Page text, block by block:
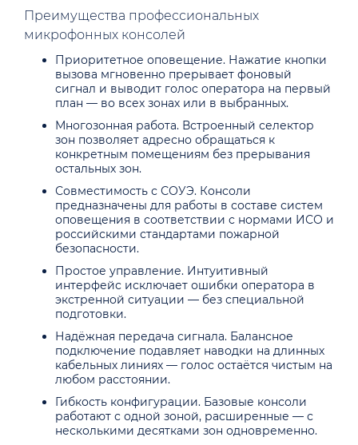
Преимущества профессиональных
микрофонных консолей
Приоритетное оповещение. Нажатие кнопки
вызова мгновенно прерывает фоновый
сигнал и выводит голос оператора на первый
план — во всех зонах или в выбранных.
Многозонная работа. Встроенный селектор
зон позволяет адресно обращаться к
конкретным помещениям без прерывания
остальных зон.
Совместимость с СОУЭ. Консоли
предназначены для работы в составе систем
оповещения в соответствии с нормами ИСО и
российскими стандартами пожарной
безопасности.
Простое управление. Интуитивный
интерфейс исключает ошибки оператора в
экстренной ситуации — без специальной
подготовки.
Надёжная передача сигнала. Балансное
подключение подавляет наводки на длинных
кабельных линиях — голос остаётся чистым на
любом расстоянии.
Гибкость конфигурации. Базовые консоли
работают с одной зоной, расширенные — с
несколькими десятками зон одновременно.